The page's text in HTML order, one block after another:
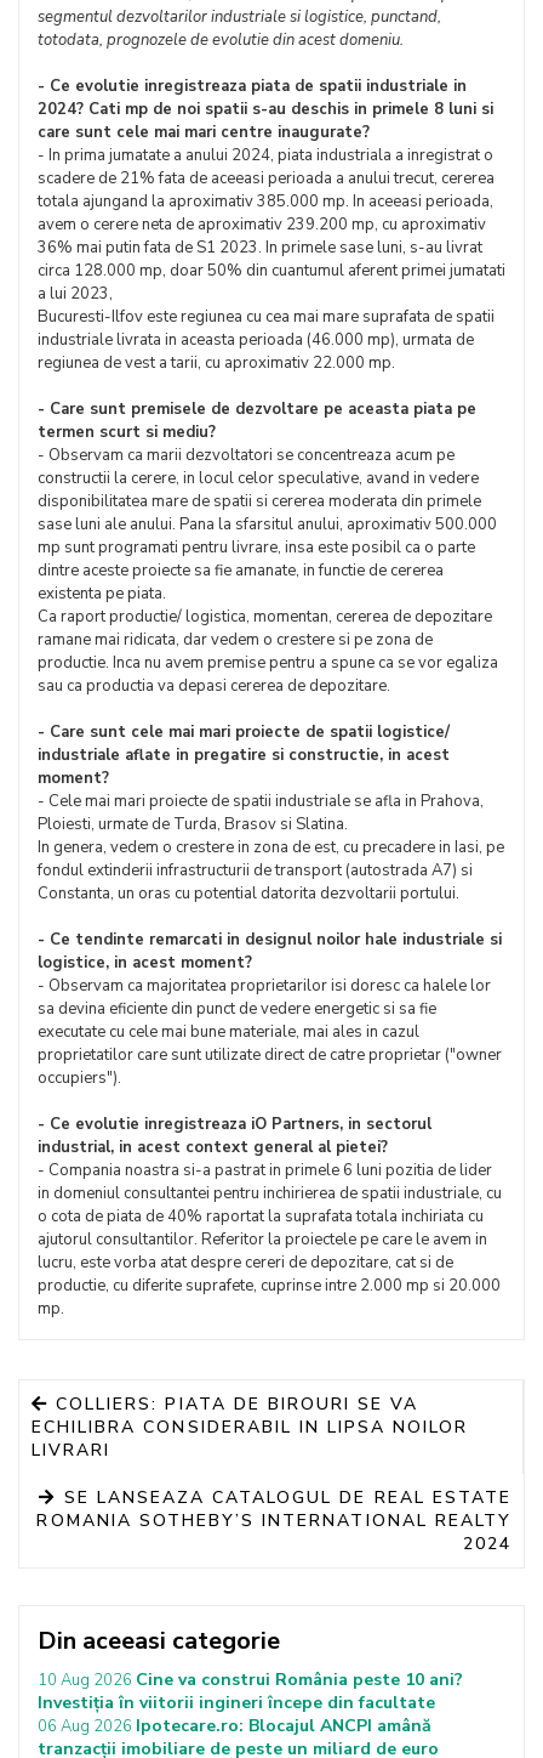
segmentul dezvoltarilor industriale si logistice, punctand,
totodata, prognozele de evolutie din acest domeniu.
- Ce evolutie inregistreaza piata de spatii industriale in
2024? Cati mp de noi spatii s-au deschis in primele 8 luni si
care sunt cele mai mari centre inaugurate?
- In prima jumatate a anului 2024, piata industriala a inregistrat o
scadere de 21% fata de aceeasi perioada a anului trecut, cererea
totala ajungand la aproximativ 385.000 mp. In aceeasi perioada,
avem o cerere neta de aproximativ 239.200 mp, cu aproximativ
36% mai putin fata de S1 2023. In primele sase luni, s-au livrat
circa 128.000 mp, doar 50% din cuantumul aferent primei jumatati
a lui 2023,
Bucuresti-Ilfov este regiunea cu cea mai mare suprafata de spatii
industriale livrata in aceasta perioada (46.000 mp), urmata de
regiunea de vest a tarii, cu aproximativ 22.000 mp.
- Care sunt premisele de dezvoltare pe aceasta piata pe
termen scurt si mediu?
- Observam ca marii dezvoltatori se concentreaza acum pe
constructii la cerere, in locul celor speculative, avand in vedere
disponibilitatea mare de spatii si cererea moderata din primele
sase luni ale anului. Pana la sfarsitul anului, aproximativ 500.000
mp sunt programati pentru livrare, insa este posibil ca o parte
dintre aceste proiecte sa fie amanate, in functie de cererea
existenta pe piata.
Ca raport productie/ logistica, momentan, cererea de depozitare
ramane mai ridicata, dar vedem o crestere si pe zona de
productie. Inca nu avem premise pentru a spune ca se vor egaliza
sau ca productia va depasi cererea de depozitare.
- Care sunt cele mai mari proiecte de spatii logistice/
industriale aflate in pregatire si constructie, in acest
moment?
- Cele mai mari proiecte de spatii industriale se afla in Prahova,
Ploiesti, urmate de Turda, Brasov si Slatina.
In genera, vedem o crestere in zona de est, cu precadere in Iasi, pe
fondul extinderii infrastructurii de transport (autostrada A7) si
Constanta, un oras cu potential datorita dezvoltarii portului.
- Ce tendinte remarcati in designul noilor hale industriale si
logistice, in acest moment?
- Observam ca majoritatea proprietarilor isi doresc ca halele lor
sa devina eficiente din punct de vedere energetic si sa fie
executate cu cele mai bune materiale, mai ales in cazul
proprietatilor care sunt utilizate direct de catre proprietar ("owner
occupiers").
- Ce evolutie inregistreaza iO Partners, in sectorul
industrial, in acest context general al pietei?
- Compania noastra si-a pastrat in primele 6 luni pozitia de lider
in domeniul consultantei pentru inchirierea de spatii industriale, cu
o cota de piata de 40% raportat la suprafata totala inchiriata cu
ajutorul consultantilor. Referitor la proiectele pe care le avem in
lucru, este vorba atat despre cereri de depozitare, cat si de
productie, cu diferite suprafete, cuprinse intre 2.000 mp si 20.000
mp.
COLLIERS: PIATA DE BIROURI SE VA
ECHILIBRA CONSIDERABIL IN LIPSA NOILOR
LIVRARI
SE LANSEAZA CATALOGUL DE REAL ESTATE
ROMANIA SOTHEBY’S INTERNATIONAL REALTY
2024
Din aceeasi categorie
10 Aug 2026 Cine va construi România peste 10 ani?
Investiția în viitorii ingineri începe din facultate
06 Aug 2026 Ipotecare.ro: Blocajul ANCPI amână
tranzacții imobiliare de peste un miliard de euro